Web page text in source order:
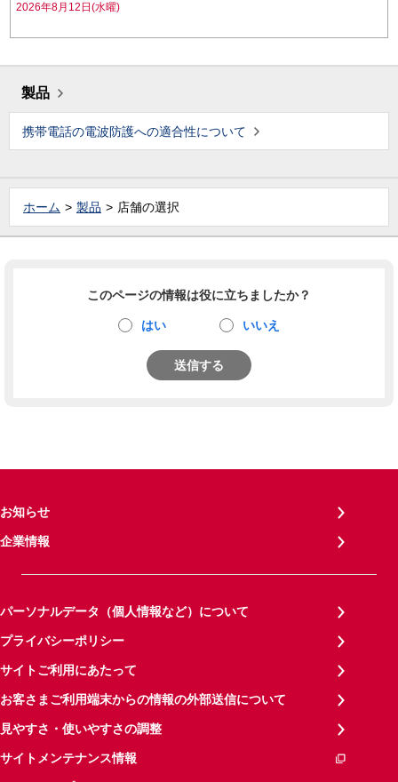
2026年8月12日(水曜)
製品
携帯電話の電波防護への適合性について
ホーム 製品 店舗の選択
このページの情報は役に立ちましたか？
はい いいえ
送信する
お知らせ
企業情報
パーソナルデータ（個人情報など）について
プライバシーポリシー
サイトご利用にあたって
お客さまご利用端末からの情報の外部送信について
見やすさ・使いやすさの調整
サイトメンテナンス情報